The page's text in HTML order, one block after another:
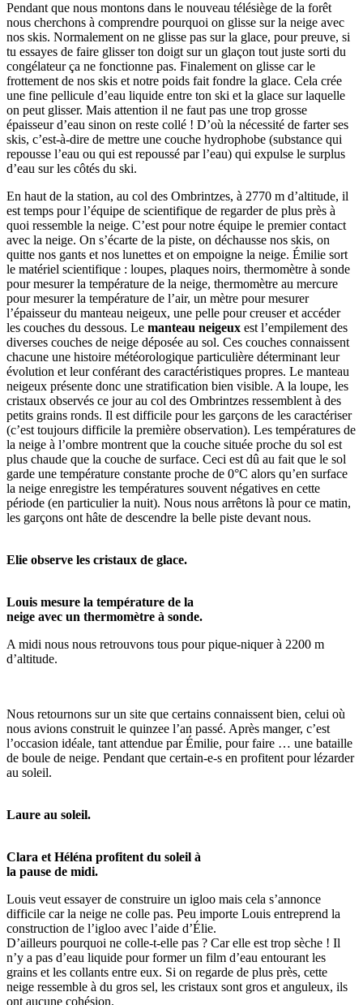
Pendant que nous montons dans le nouveau télésiège de la forêt
nous cherchons à comprendre pourquoi on glisse sur la neige avec
nos skis. Normalement on ne glisse pas sur la glace, pour preuve, si
tu essayes de faire glisser ton doigt sur un glaçon tout juste sorti du
congélateur ça ne fonctionne pas. Finalement on glisse car le
frottement de nos skis et notre poids fait fondre la glace. Cela crée
une fine pellicule d’eau liquide entre ton ski et la glace sur laquelle
on peut glisser. Mais attention il ne faut pas une trop grosse
épaisseur d’eau sinon on reste collé ! D’où la nécessité de farter ses
skis, c’est-à-dire de mettre une couche hydrophobe (substance qui
repousse l’eau ou qui est repoussé par l’eau) qui expulse le surplus
d’eau sur les côtés du ski.
En haut de la station, au col des Ombrintzes, à 2770 m d’altitude, il
est temps pour l’équipe de scientifique de regarder de plus près à
quoi ressemble la neige. C’est pour notre équipe le premier contact
avec la neige. On s’écarte de la piste, on déchausse nos skis, on
quitte nos gants et nos lunettes et on empoigne la neige. Émilie sort
le matériel scientifique : loupes, plaques noirs, thermomètre à sonde
pour mesurer la température de la neige, thermomètre au mercure
pour mesurer la température de l’air, un mètre pour mesurer
l’épaisseur du manteau neigeux, une pelle pour creuser et accéder
les couches du dessous. Le manteau neigeux est l’empilement des
diverses couches de neige déposée au sol. Ces couches connaissent
chacune une histoire météorologique particulière déterminant leur
évolution et leur conférant des caractéristiques propres. Le manteau
neigeux présente donc une stratification bien visible. A la loupe, les
cristaux observés ce jour au col des Ombrintzes ressemblent à des
petits grains ronds. Il est difficile pour les garçons de les caractériser
(c’est toujours difficile la première observation). Les températures de
la neige à l’ombre montrent que la couche située proche du sol est
plus chaude que la couche de surface. Ceci est dû au fait que le sol
garde une température constante proche de 0°C alors qu’en surface
la neige enregistre les températures souvent négatives en cette
période (en particulier la nuit). Nous nous arrêtons là pour ce matin,
les garçons ont hâte de descendre la belle piste devant nous.
Elie observe les cristaux de glace.
Louis mesure la température de la
neige avec un thermomètre à sonde.
A midi nous nous retrouvons tous pour pique-niquer à 2200 m
d’altitude.
Nous retournons sur un site que certains connaissent bien, celui où
nous avions construit le quinzee l’an passé. Après manger, c’est
l’occasion idéale, tant attendue par Émilie, pour faire … une bataille
de boule de neige. Pendant que certain-e-s en profitent pour lézarder
au soleil.
Laure au soleil.
Clara et Héléna profitent du soleil à
la pause de midi.
Louis veut essayer de construire un igloo mais cela s’annonce
difficile car la neige ne colle pas. Peu importe Louis entreprend la
construction de l’igloo avec l’aide d’Élie.
D’ailleurs pourquoi ne colle-t-elle pas ? Car elle est trop sèche ! Il
n’y a pas d’eau liquide pour former un film d’eau entourant les
grains et les collants entre eux. Si on regarde de plus près, cette
neige ressemble à du gros sel, les cristaux sont gros et anguleux, ils
ont aucune cohésion.